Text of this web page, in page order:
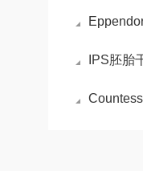
Eppendorf
IPS胚胎干细胞
Countess